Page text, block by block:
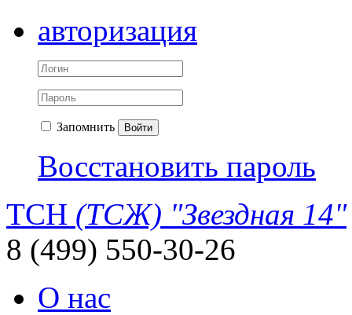
авторизация
Запомнить Войти
Восстановить пароль
ТСН (ТСЖ) "Звездная 14"
8 (499) 550-30-26
О нас